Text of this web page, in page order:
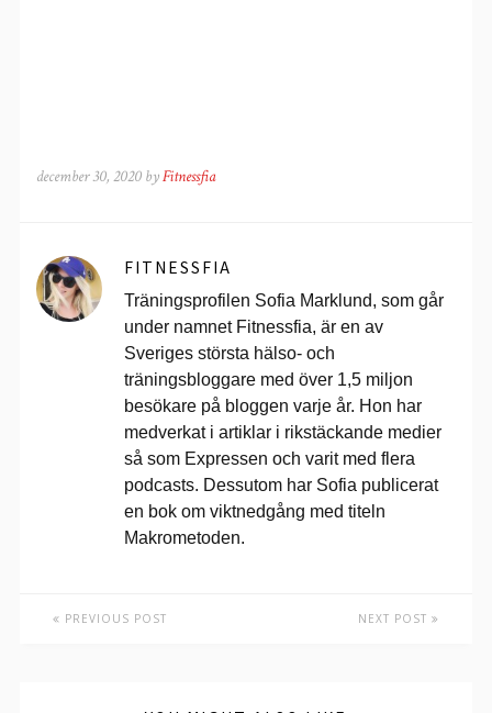
december 30, 2020 byFitnessfia
FITNESSFIA
Träningsprofilen Sofia Marklund, som går
under namnet Fitnessfia, är en av
Sveriges största hälso- och
träningsbloggare med över 1,5 miljon
besökare på bloggen varje år. Hon har
medverkat i artiklar i rikstäckande medier
så som Expressen och varit med flera
podcasts. Dessutom har Sofia publicerat
en bok om viktnedgång med titeln
Makrometoden.
PREVIOUS POST NEXT POST